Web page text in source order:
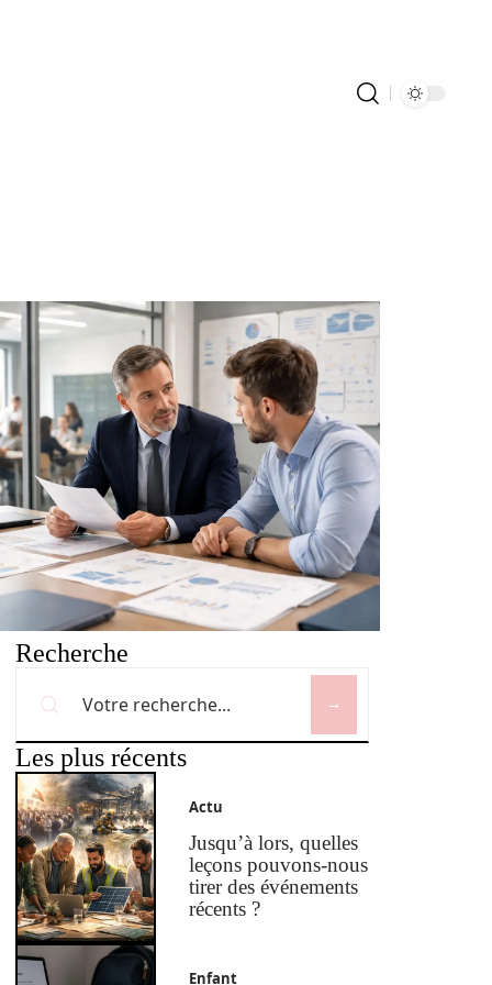
Recherche
Les plus récents
Actu
Jusqu’à lors, quelles
leçons pouvons-nous
tirer des événements
récents ?
Enfant